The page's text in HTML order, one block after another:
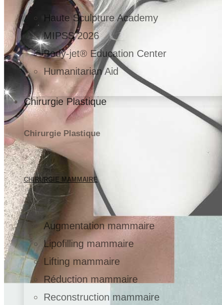
Haute Sculpture Academy
MIPSS 2026
Body-jet® Education Center
Humanitarian Aid
Chirurgie Plastique
Chirurgie Plastique
CHIRURGIE MAMMAIRE
Augmentation mammaire
Lipofilling mammaire
Lifting mammaire
Réduction mammaire
Reconstruction mammaire